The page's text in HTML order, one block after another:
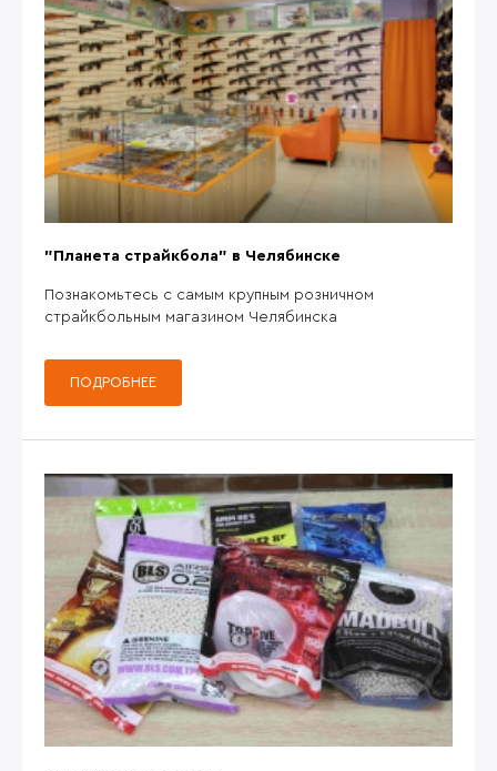
"Планета страйкбола" в Челябинске
Познакомьтесь с самым крупным розничном
страйкбольным магазином Челябинска
ПОДРОБНЕЕ